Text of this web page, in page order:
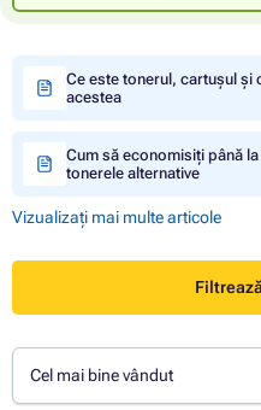
Ce este tonerul, cartușul
acestea
Cum să economisiți până
tonerele alternative
Vizualizați mai multe articole
Cel mai bine vândut